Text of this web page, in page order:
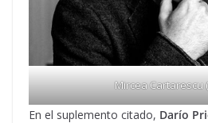
Mircea Cartarescu
En el suplemento citado, Darío